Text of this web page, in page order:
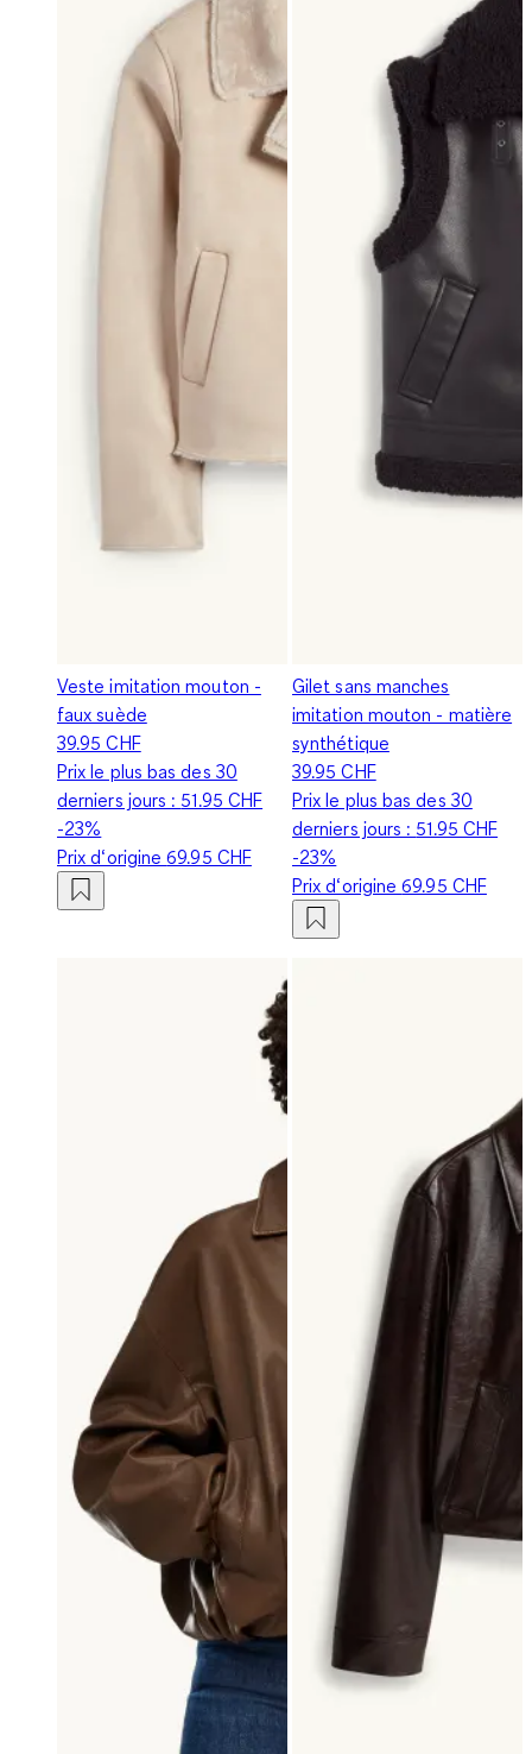
Veste imitation mouton -
faux suède
39.95 CHF
Prix le plus bas des 30
derniers jours : 51.95 CHF
-23%
Prix d‘origine69.95 CHF
Gilet sans manches
imitation mouton - matière
synthétique
39.95 CHF
Prix le plus bas des 30
derniers jours : 51.95 CHF
-23%
Prix d‘origine69.95 CHF